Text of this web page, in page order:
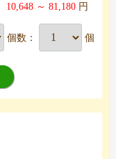
10,648 ～ 81,180 円
個数： 個